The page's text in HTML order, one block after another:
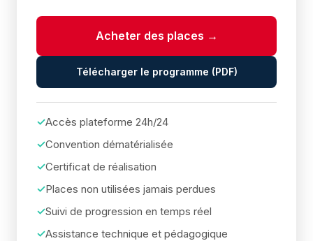
adresse ne peut pas être utilisée pour deux
Acheter des places →
Télécharger le programme (PDF)
Accès plateforme 24h/24
Convention dématérialisée
Certificat de réalisation
Places non utilisées jamais perdues
Suivi de progression en temps réel
Assistance technique et pédagogique